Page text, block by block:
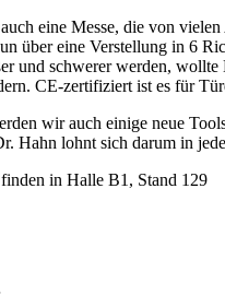
eine Messe, die von
über eine Verstellung in 6
und schwerer werden,
CE-zertifiziert ist es für
wir auch einige neue
Hahn lohnt sich darum in
in Halle B1, Stand 129